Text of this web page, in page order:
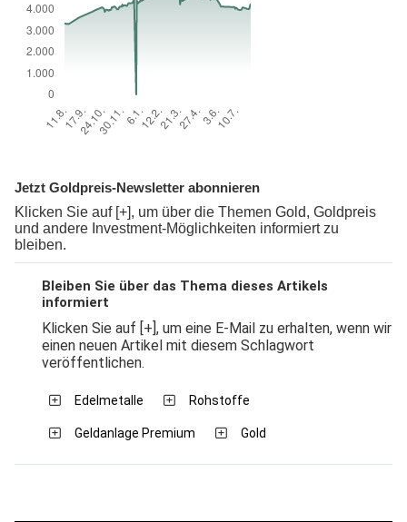
Jetzt Goldpreis-Newsletter abonnieren
Klicken Sie auf [+], um über die Themen Gold, Goldpreis
und andere Investment-Möglichkeiten informiert zu
bleiben.
Bleiben Sie über das Thema dieses Artikels
informiert
Klicken Sie auf [+], um eine E-Mail zu erhalten, wenn wir
einen neuen Artikel mit diesem Schlagwort
veröffentlichen.
Edelmetalle Rohstoffe
Geldanlage Premium Gold